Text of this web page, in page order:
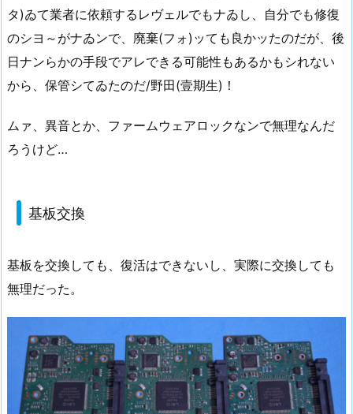
タ)ゐて業者に依頼するレヴェルでもナゐし、自分でも修復
のシヨ～がナゐンで、廃棄(フォ)ッても良かッたのだが、後
日ナンらかの手段でアレできる可能性もあるかもシれない
から、保管シてゐたのだ/野田(壹期生)！
ムァ、異音とか、ファームウェアロックなンで無理なんだ
ろうけど…
基板交換
基板を交換しても、復活はできないし、実際に交換しても
無理だった。